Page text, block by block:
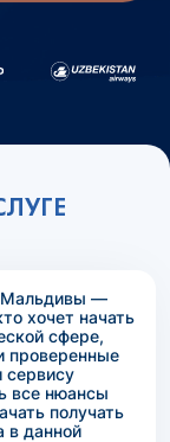
Мальдивы —
хочет начать
сфере,
проверенные
все нюансы
получать
в данной